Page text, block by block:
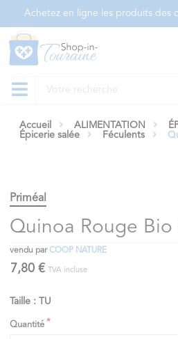
Achetez en ligne les produits des
Accueil ALIMENTATION
Épicerie salée
Féculents
Priméal
Quinoa Rouge Bio
vendu parCOOP NATURE
7,80 € TVA incluse
Taille : TU
Quantité
Panneau de gestion des cookies